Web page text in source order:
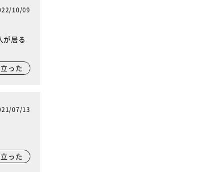
10/09
が居る
った
07/13
った